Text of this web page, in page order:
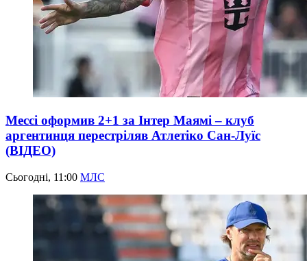
Мессі оформив 2+1 за Інтер Маямі – клуб
аргентинця перестріляв Атлетіко Сан-Луїс
(ВІДЕО)
Сьогодні, 11:00 МЛС